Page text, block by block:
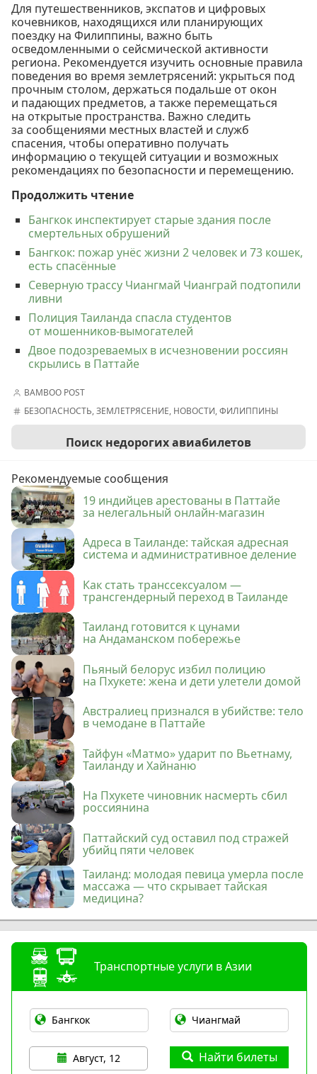
Для путешественников, экспатов и цифровых
кочевников, находящихся или планирующих
поездку на Филиппины, важно быть
осведомленными о сейсмической активности
региона. Рекомендуется изучить основные правила
поведения во время землетрясений: укрыться под
прочным столом, держаться подальше от окон
и падающих предметов, а также перемещаться
на открытые пространства. Важно следить
за сообщениями местных властей и служб
спасения, чтобы оперативно получать
информацию о текущей ситуации и возможных
рекомендациях по безопасности и перемещению.
Продолжить чтение
Бангкок инспектирует старые здания после
смертельных обрушений
Бангкок: пожар унёс жизни 2 человек и 73 кошек,
есть спасённые
Северную трассу Чиангмай Чианграй подтопили
ливни
Полиция Таиланда спасла студентов
от мошенников-вымогателей
Двое подозреваемых в исчезновении россиян
скрылись в Паттайе
BAMBOO POST
БЕЗОПАСНОСТЬ,ЗЕМЛЕТРЯСЕНИЕ, НОВОСТИ,ФИЛИППИНЫ
Поиск недорогих авиабилетов
Рекомендуемые сообщения
19 индийцев арестованы в Паттайе
за нелегальный онлайн-магазин
Адреса в Таиланде: тайская адресная
система и административное деление
Как стать транссексуалом —
трансгендерный переход в Таиланде
Таиланд готовится к цунами
на Андаманском побережье
Пьяный белорус избил полицию
на Пхукете: жена и дети улетели домой
Австралиец признался в убийстве: тело
в чемодане в Паттайе
Тайфун «Матмо» ударит по Вьетнаму,
Таиланду и Хайнаню
На Пхукете чиновник насмерть сбил
россиянина
Паттайский суд оставил под стражей
убийц пяти человек
Таиланд: молодая певица умерла после
массажа — что скрывает тайская
медицина?
Транспортные услуги в Азии
Август, 12 Найти билеты